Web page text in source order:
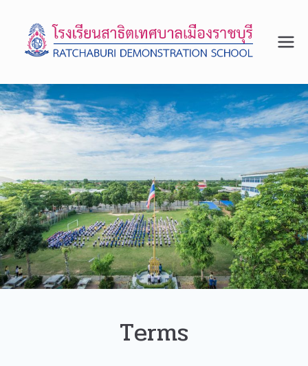
โรงเรีย
เทศบา
ลเมือง
ราชบุรี
สถาน
ศึกษา
รางวัล
พระรา
ชทาน
จังหวัด
Terms